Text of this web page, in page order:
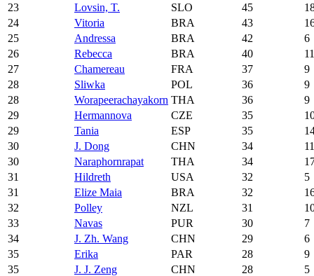
23
Lovsin, T. SLO 45
24
Vitoria BRA 43
25
Andressa BRA 42
6
26
Rebecca BRA 40
11
27
Chamereau FRA 37
9
28
Sliwka POL 36
9
28
Worapeerachayakorn THA 36
9
29
Hermannova CZE 35
29
Tania ESP 35
30
J. Dong CHN 34
11
30
Naraphornrapat THA 34
31
Hildreth USA 32
5
31
Elize Maia BRA 32
32
Polley NZL 31
33
Navas PUR 30
7
34
J. Zh. Wang CHN 29
6
35
Erika PAR 28
9
35
J. J. Zeng CHN 28
5